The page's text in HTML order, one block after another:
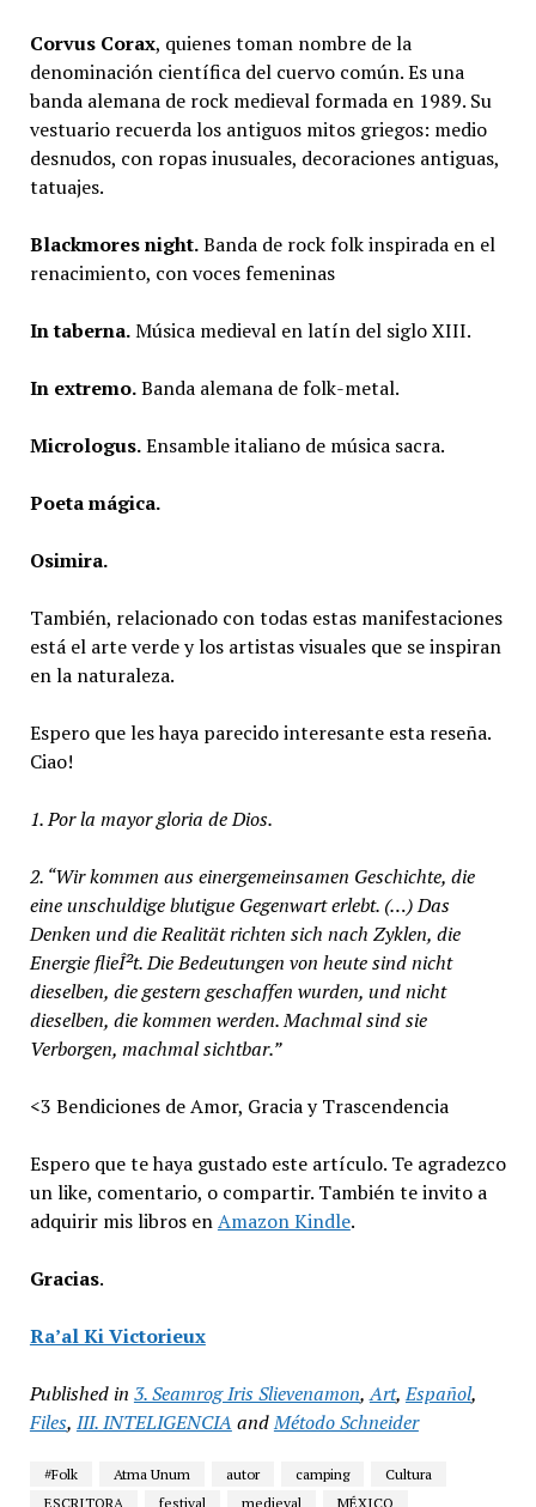
Corvus Corax, quienes toman nombre de la
denominación científica del cuervo común. Es una
banda alemana de rock medieval formada en 1989. Su
vestuario recuerda los antiguos mitos griegos: medio
desnudos, con ropas inusuales, decoraciones antiguas,
tatuajes.
Blackmores night.Banda de rock folk inspirada en el
renacimiento, con voces femeninas
In taberna.Música medieval en latín del siglo XIII.
In extremo.Banda alemana de folk-metal.
Micrologus.Ensamble italiano de música sacra.
Poeta mágica.
Osimira.
También, relacionado con todas estas manifestaciones
está el arte verde y los artistas visuales que se inspiran
en la naturaleza.
Espero que les haya parecido interesante esta reseña.
Ciao!
1. Por la mayor gloria de Dios.
2. “Wir kommen aus einergemeinsamen Geschichte, die
eine unschuldige blutigue Gegenwart erlebt. (…) Das
Denken und die Realität richten sich nach Zyklen, die
Energie flieÎ²t. Die Bedeutungen von heute sind nicht
dieselben, die gestern geschaffen wurden, und nicht
dieselben, die kommen werden. Machmal sind sie
Verborgen, machmal sichtbar.”
<3 Bendiciones de Amor, Gracia y Trascendencia
Espero que te haya gustado este artículo. Te agradezco
un like, comentario, o compartir. También te invito a
adquirir mis libros enAmazon Kindle.
Gracias.
Ra’al Ki Victorieux
Published in 3. Seamrog Iris Slievenamon,Art,Español,
Files, III. INTELIGENCIA andMétodo Schneider
#Folk Atma Unum autor camping
Cultura
ESCRITORA
festival medieval MÉXICO